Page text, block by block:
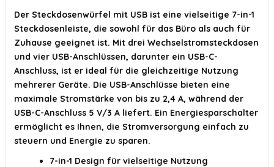
Der Steckdosenwürfel mit USB ist eine vielseitige 7-in-1
Steckdosenleiste, die sowohl für das Büro als auch für
Zuhause geeignet ist. Mit drei Wechselstromsteckdosen
und vier USB-Anschlüssen, darunter ein USB-C-
Anschluss, ist er ideal für die gleichzeitige Nutzung
mehrerer Geräte. Die USB-Anschlüsse bieten eine
maximale Stromstärke von bis zu 2,4 A, während der
USB-C-Anschluss 5 V/3 A liefert. Ein Energiesparschalter
ermöglicht es Ihnen, die Stromversorgung einfach zu
steuern und Energie zu sparen.
7-in-1 Design für vielseitige Nutzung